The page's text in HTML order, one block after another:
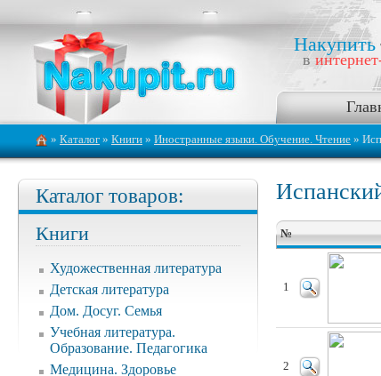
Накупить
в
» Каталог » Книги » Иностранные языки. Обучение. Чтение »
Каталог товаров:
Книги
Художественная литература
Детская литература
Дом. Досуг. Семья
Учебная литература.
Образование. Педагогика
Медицина. Здоровье
№
1
2